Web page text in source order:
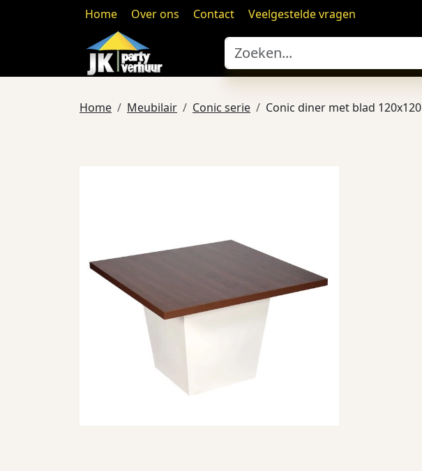
Home Over ons Contact Veelgestelde vragen
Home Meubilair Conic serie Conic diner met blad 120x120